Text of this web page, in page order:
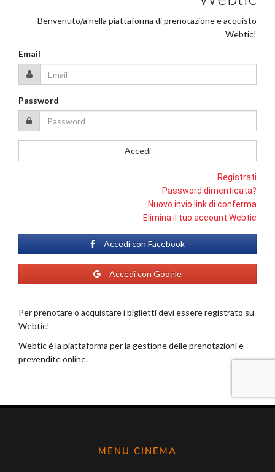
MENU CINEMA